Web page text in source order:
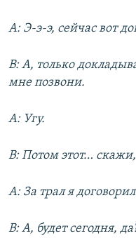
А: Э-э-э, сейчас вот
В: А, только
мне позвони.
А: Угу.
В: Потом этот…
А: За трал я
В: А, будет сегодня,